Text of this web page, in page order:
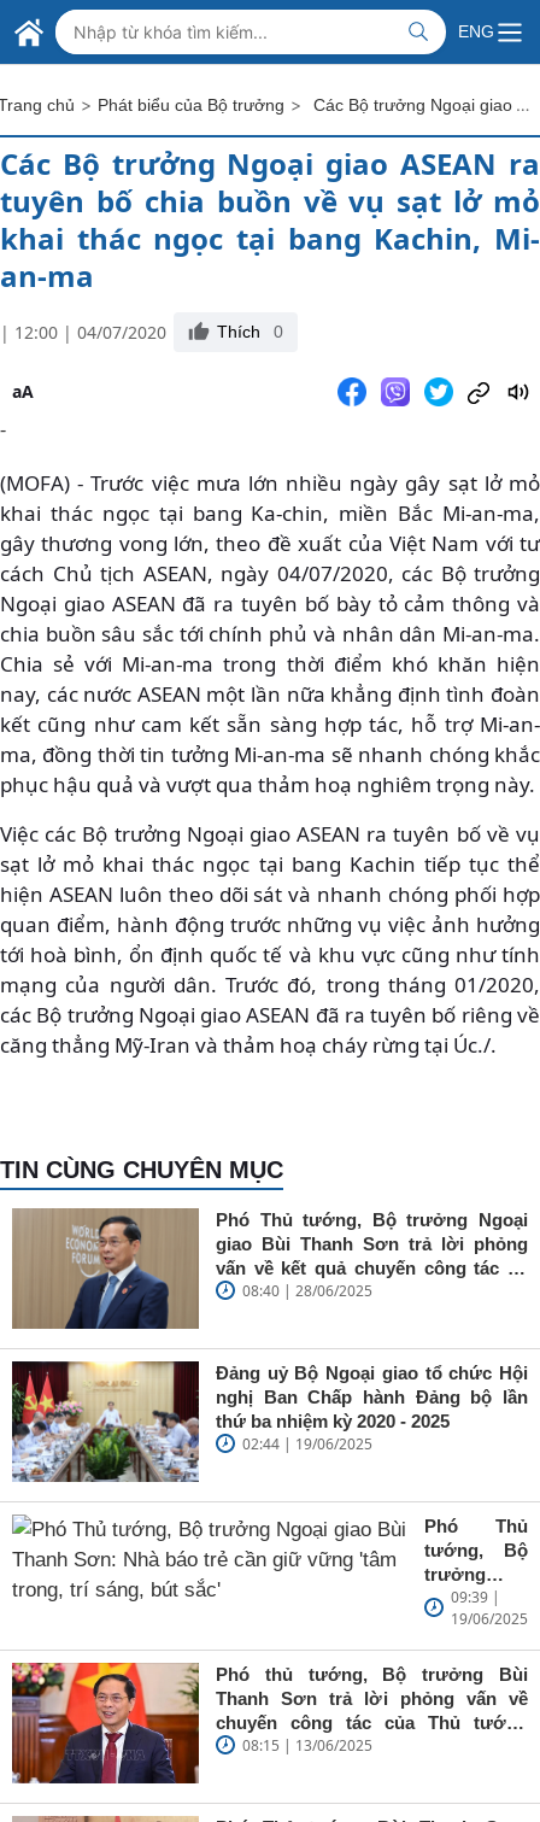
Skip to Main Content
BỘ NGOẠI GIAO VIỆT NAM
MINISTRY OF FOREIGN AFFAIRS
ENG
chủ > Phát biểu của Bộ trưởng > Các Bộ trưởng Ngoại giao ASEAN ra tuyên bố chia buồn về vụ sạt lở mỏ khai thác ngọc tại bang Kachin, Mi-an-ma
Các Bộ trưởng Ngoại giao ASEAN ra
tuyên bố chia buồn về vụ sạt lở mỏ
khai thác ngọc tại bang Kachin, Mi-
an-ma
| 12:00 | 04/07/2020 Thích 0
aA
-
(MOFA) - Trước việc mưa lớn nhiều ngày gây sạt lở mỏ
khai thác ngọc tại bang Ka-chin, miền Bắc Mi-an-ma,
gây thương vong lớn, theo đề xuất của Việt Nam với tư
cách Chủ tịch ASEAN, ngày 04/07/2020, các Bộ trưởng
Ngoại giao ASEAN đã ra tuyên bố bày tỏ cảm thông và
chia buồn sâu sắc tới chính phủ và nhân dân Mi-an-ma.
Chia sẻ với Mi-an-ma trong thời điểm khó khăn hiện
nay, các nước ASEAN một lần nữa khẳng định tình đoàn
kết cũng như cam kết sẵn sàng hợp tác, hỗ trợ Mi-an-
ma, đồng thời tin tưởng Mi-an-ma sẽ nhanh chóng khắc
phục hậu quả và vượt qua thảm hoạ nghiêm trọng này.
Việc các Bộ trưởng Ngoại giao ASEAN ra tuyên bố về vụ
sạt lở mỏ khai thác ngọc tại bang Kachin tiếp tục thể
hiện ASEAN luôn theo dõi sát và nhanh chóng phối hợp
quan điểm, hành động trước những vụ việc ảnh hưởng
tới hoà bình, ổn định quốc tế và khu vực cũng như tính
mạng của người dân. Trước đó, trong tháng 01/2020,
các Bộ trưởng Ngoại giao ASEAN đã ra tuyên bố riêng về
căng thẳng Mỹ-Iran và thảm hoạ cháy rừng tại Úc./.
TIN CÙNG CHUYÊN MỤC
Phó Thủ tướng, Bộ trưởng Ngoại
giao Bùi Thanh Sơn trả lời phỏng
vấn về kết quả chuyến công tác tại
Trung Quốc của Thủ tướng Chính
08:40 | 28/06/2025
Đảng uỷ Bộ Ngoại giao tổ chức Hội
nghị Ban Chấp hành Đảng bộ lần
thứ ba nhiệm kỳ 2020 - 2025
02:44 | 19/06/2025
Phó Thủ
tướng, Bộ
trưởng
Ngoại giao
Bùi Thanh
Sơn: Nhà
báo trẻ cần
giữ vững
'tâm trong,
09:39 |
19/06/2025
Phó thủ tướng, Bộ trưởng Bùi
Thanh Sơn trả lời phỏng vấn về
chuyến công tác của Thủ tướng
Chính phủ đến Estonia, Pháp và
08:15 | 13/06/2025